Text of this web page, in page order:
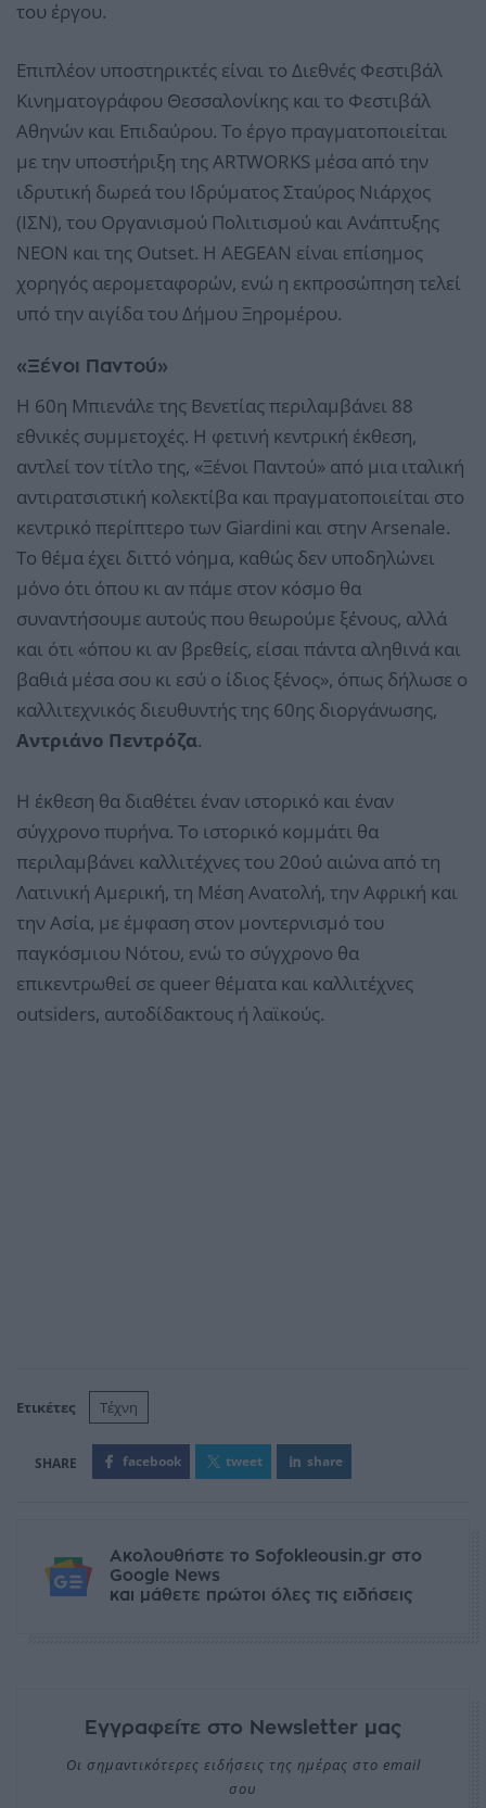
του έργου.
Επιπλέον υποστηρικτές είναι το Διεθνές Φεστιβάλ
Κινηματογράφου Θεσσαλονίκης και το Φεστιβάλ
Αθηνών και Επιδαύρου. Το έργο πραγματοποιείται
με την υποστήριξη της ARTWORKS μέσα από την
ιδρυτική δωρεά του Ιδρύματος Σταύρος Νιάρχος
(ΙΣΝ), του Οργανισμού Πολιτισμού και Ανάπτυξης
ΝΕΟΝ και της Outset. Η AEGEAN είναι επίσημος
χορηγός αερομεταφορών, ενώ η εκπροσώπηση τελεί
υπό την αιγίδα του Δήμου Ξηρομέρου.
«Ξένοι Παντού»
Η 60η Μπιενάλε της Βενετίας περιλαμβάνει 88
εθνικές συμμετοχές. Η φετινή κεντρική έκθεση,
αντλεί τον τίτλο της, «Ξένοι Παντού» από μια ιταλική
αντιρατσιστική κολεκτίβα και πραγματοποιείται στο
κεντρικό περίπτερο των Giardini και στην Arsenale.
Το θέμα έχει διττό νόημα, καθώς δεν υποδηλώνει
μόνο ότι όπου κι αν πάμε στον κόσμο θα
συναντήσουμε αυτούς που θεωρούμε ξένους, αλλά
και ότι «όπου κι αν βρεθείς, είσαι πάντα αληθινά και
βαθιά μέσα σου κι εσύ ο ίδιος ξένος», όπως δήλωσε ο
καλλιτεχνικός διευθυντής της 60ης διοργάνωσης,
Αντριάνο Πεντρόζα.
Η έκθεση θα διαθέτει έναν ιστορικό και έναν
σύγχρονο πυρήνα. Το ιστορικό κομμάτι θα
περιλαμβάνει καλλιτέχνες του 20ού αιώνα από τη
Λατινική Αμερική, τη Μέση Ανατολή, την Αφρική και
την Ασία, με έμφαση στον μοντερνισμό του
παγκόσμιου Νότου, ενώ το σύγχρονο θα
επικεντρωθεί σε queer θέματα και καλλιτέχνες
outsiders, αυτοδίδακτους ή λαϊκούς.
Ετικέτες Τέχνη
facebook tweet share
Ακολουθήστε το Sofokleousin.gr στο
Google News
και μάθετε πρώτοι όλες τις ειδήσεις
Εγγραφείτε στο Newsletter μας
Οι σημαντικότερες ειδήσεις της ημέρας στο email
σου